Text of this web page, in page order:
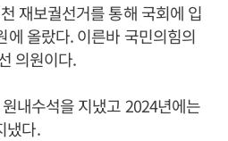
재보궐선거를 통해 국회에 입
에 올랐다. 이른바 국민의힘의
의원이다.
내수석을 지냈고 2024년에는
냈다.